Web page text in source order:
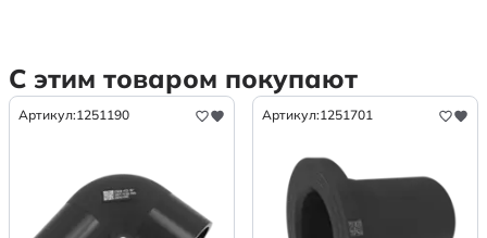
С этим товаром покупают
Артикул:1251190 Артикул:1251701